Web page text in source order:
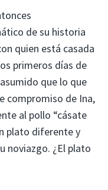
de su historia
quien está casada
primeros días de
que lo que
compromiso de Ina,
al pollo “cásate
plato diferente y
noviazgo. ¿El plato